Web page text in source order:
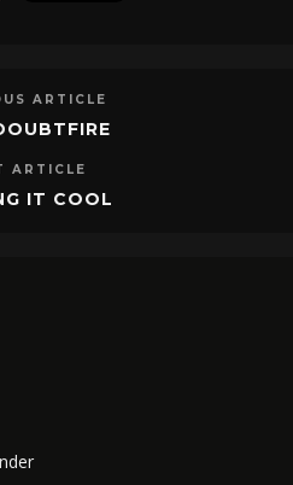
ARTICLE
ARTICLE
IT COOL